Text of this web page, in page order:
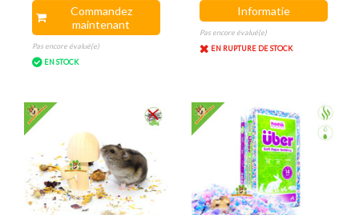
aménagement paysager
Hamsterscaping, 9,5 cm
Commandez
maintenant
Pas encore évalué(e)
EN STOCK
Informatie
Pas encore évalué(e)
EN RUPTURE DE STOCK